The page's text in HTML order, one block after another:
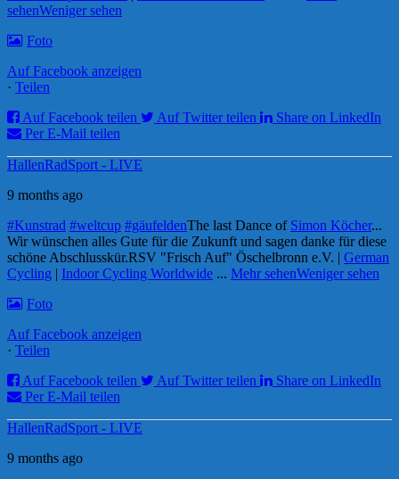
sehenWeniger sehen
Foto
Auf Facebook anzeigen
· Teilen
Auf Facebook teilen
Auf Twitter teilen
Share on LinkedIn
Per E-Mail teilen
HallenRadSport - LIVE
9 months ago
#Kunstrad #weltcup #gäufeldenThe last Dance of Simon Köcher...
Wir wünschen alles Gute für die Zukunft und sagen danke für diese
schöne Abschlusskür.RSV "Frisch Auf" Öschelbronn e.V. | German
Cycling | Indoor Cycling Worldwide ... Mehr sehenWeniger sehen
Foto
Auf Facebook anzeigen
· Teilen
Auf Facebook teilen
Auf Twitter teilen
Share on LinkedIn
Per E-Mail teilen
HallenRadSport - LIVE
9 months ago